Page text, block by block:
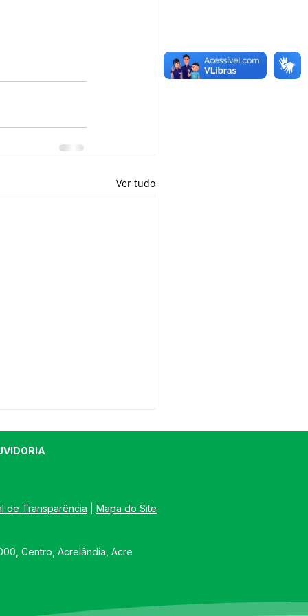
Ver tudo
004/2025 -
DE REABERTURA DE
de Transparência Mapa do Site
Centro, Acrelândia, Acre